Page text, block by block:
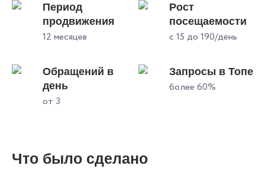
Период
продвижения
12 месяцев
Рост
посещаемости
с 15 до 190/день
Обращений в
день
от 3
Запросы в Топе
более 60%
Что было сделано